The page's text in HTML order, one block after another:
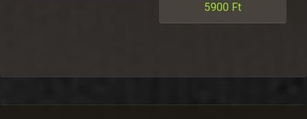
5900 Ft